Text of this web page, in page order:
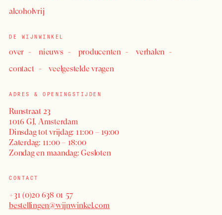
alcoholvrij
DE WIJNWINKEL
over nieuws producenten
verhalen
contact
veelgestelde vragen
ADRES & OPENINGSTIJDEN
Runstraat 23
1016 GJ, Amsterdam
Dinsdag tot vrijdag: 11:00 – 19:00
Zaterdag: 11:00 – 18:00
Zondag en maandag: Gesloten
CONTACT
+31 (0)20 638 01 57
bestellingen@wijnwinkel.com